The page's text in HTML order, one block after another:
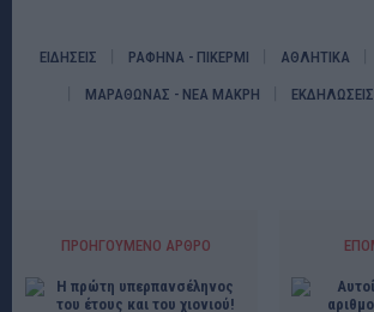
ΕΙΔΗΣΕΙΣ ΡΑΦΗΝΑ - ΠΙΚΕΡΜΙ ΑΘΛΗΤΙΚΑ
ΜΑΡΑΘΩΝΑΣ - ΝΕΑ ΜΑΚΡΗ ΕΚΔΗΛΩΣΕΙΣ
ΠΡΟΗΓΟΎΜΕΝΟ ΆΡΘΡΟ